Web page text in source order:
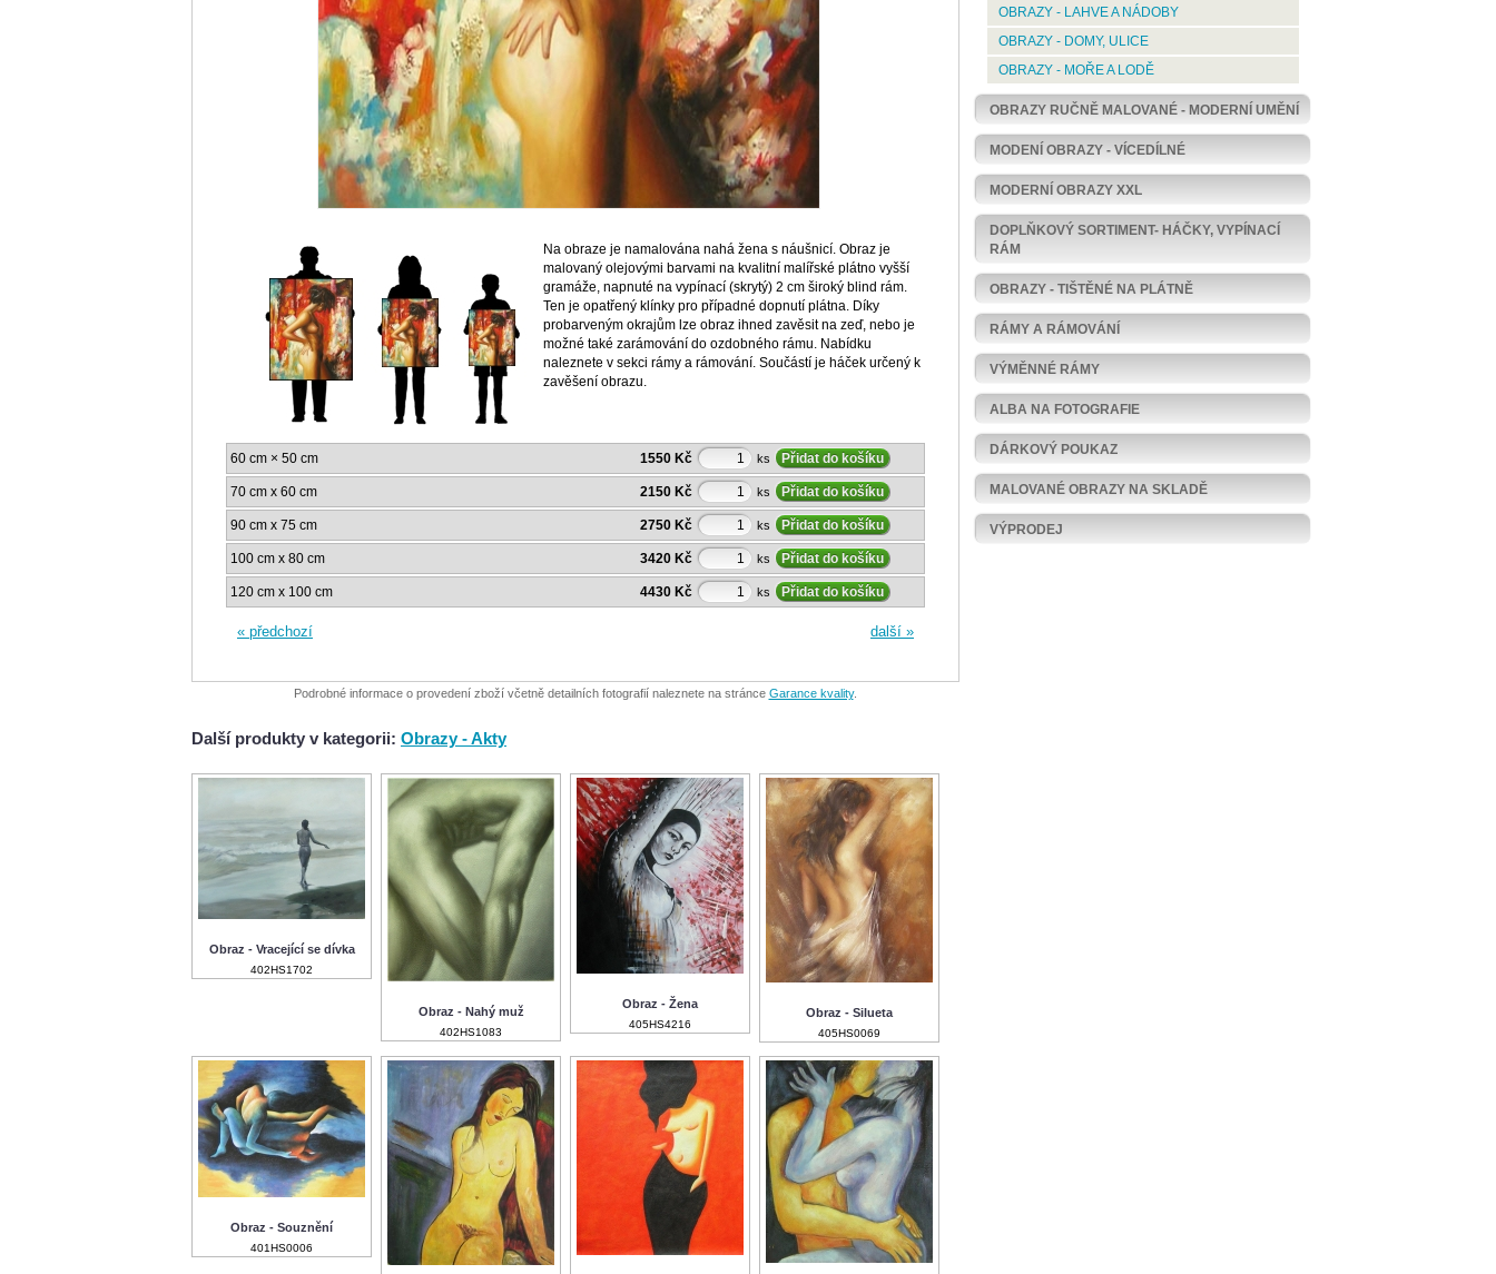
Na obraze je namalována nahá žena s náušnicí. Obraz je
malovaný olejovými barvami na kvalitní malířské plátno vyšší
gramáže, napnuté na vypínací (skrytý) 2 cm široký blind rám.
Ten je opatřený klínky pro případné dopnutí plátna. Díky
probarveným okrajům lze obraz ihned zavěsit na zeď, nebo je
možné také zarámování do ozdobného rámu. Nabídku
naleznete v sekci rámy a rámování. Součástí je háček určený k
zavěšení obrazu.
60 cm × 50 cm 1550 Kč ks
70 cm x 60 cm 2150 Kč ks
90 cm x 75 cm 2750 Kč ks
100 cm x 80 cm 3420 Kč ks
120 cm x 100 cm 4430 Kč ks
« předchozí další »
Podrobné informace o provedení zboží včetně detailních fotografií naleznete na stránce Garance kvality.
Další produkty v kategorii: Obrazy - Akty
Obraz - Vracející se dívka
402HS1702
Obraz - Nahý muž
402HS1083
Obraz - Žena
405HS4216
Obraz - Silueta
405HS0069
Obraz - Souznění
401HS0006
OBRAZY - LAHVE A NÁDOBY
OBRAZY - DOMY, ULICE
OBRAZY - MOŘE A LODĚ
OBRAZY RUČNĚ MALOVANÉ - MODERNÍ UMĚNÍ
MODENÍ OBRAZY - VÍCEDÍLNÉ
MODERNÍ OBRAZY XXL
DOPLŇKOVÝ SORTIMENT- HÁČKY, VYPÍNACÍ
RÁM
OBRAZY - TIŠTĚNÉ NA PLÁTNĚ
RÁMY A RÁMOVÁNÍ
VÝMĚNNÉ RÁMY
ALBA NA FOTOGRAFIE
DÁRKOVÝ POUKAZ
MALOVANÉ OBRAZY NA SKLADĚ
VÝPRODEJ